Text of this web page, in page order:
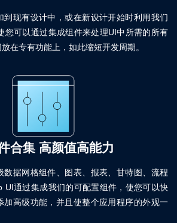
到现有设计中，或在新设计开始时利用我们
您可以通过集成组件来处理UI中所需的所有
在专有功能上，如此缩短开发周期。
合集 高颜值高能力
数据网格组件、图表、报表、甘特图、流程
UI通过集成我们的可配置组件，使您可以快
加高级功能，并且使整个应用程序的外观一